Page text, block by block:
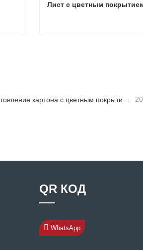
Лист с цветным
Изготовление картона с цветным покрытием: картон с цветным покрытием «Снежинка» для украшения правильно скатывается с производственной линии
QR КОД
WhatsApp